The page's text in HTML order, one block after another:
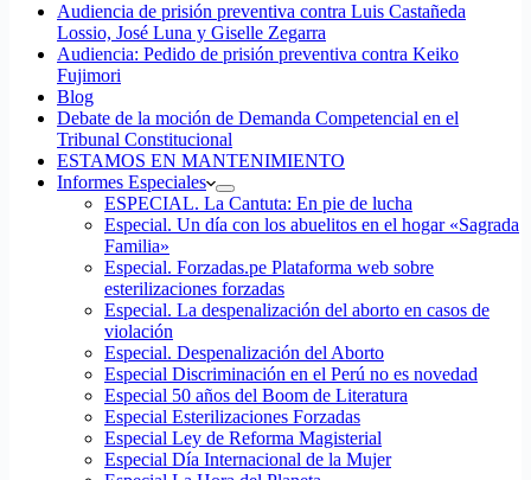
Audiencia de prisión preventiva contra Luis Castañeda
Lossio, José Luna y Giselle Zegarra
Audiencia: Pedido de prisión preventiva contra Keiko
Fujimori
Blog
Debate de la moción de Demanda Competencial en el
Tribunal Constitucional
ESTAMOS EN MANTENIMIENTO
Informes Especiales
ESPECIAL. La Cantuta: En pie de lucha
Especial. Un día con los abuelitos en el hogar «Sagrada
Familia»
Especial. Forzadas.pe Plataforma web sobre
esterilizaciones forzadas
Especial. La despenalización del aborto en casos de
violación
Especial. Despenalización del Aborto
Especial Discriminación en el Perú no es novedad
Especial 50 años del Boom de Literatura
Especial Esterilizaciones Forzadas
Especial Ley de Reforma Magisterial
Especial Día Internacional de la Mujer